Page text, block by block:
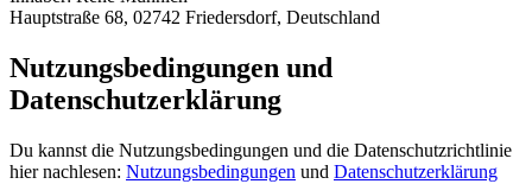
Hauptstraße 68, 02742 Friedersdorf, Deutschland
Nutzungsbedingungen und
Datenschutzerklärung
Du kannst die Nutzungsbedingungen und die Datenschutzrichtlinie
hier nachlesen: Nutzungsbedingungen und Datenschutzerklärung